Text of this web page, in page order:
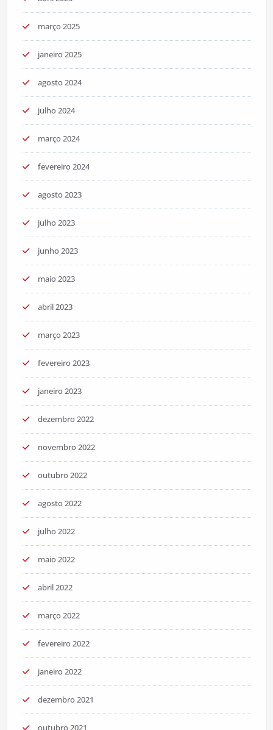
março 2025
janeiro 2025
agosto 2024
julho 2024
março 2024
fevereiro 2024
agosto 2023
julho 2023
junho 2023
maio 2023
abril 2023
março 2023
fevereiro 2023
janeiro 2023
dezembro 2022
novembro 2022
outubro 2022
agosto 2022
julho 2022
maio 2022
abril 2022
março 2022
fevereiro 2022
janeiro 2022
dezembro 2021
outubro 2021